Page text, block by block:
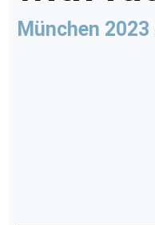
München 2023